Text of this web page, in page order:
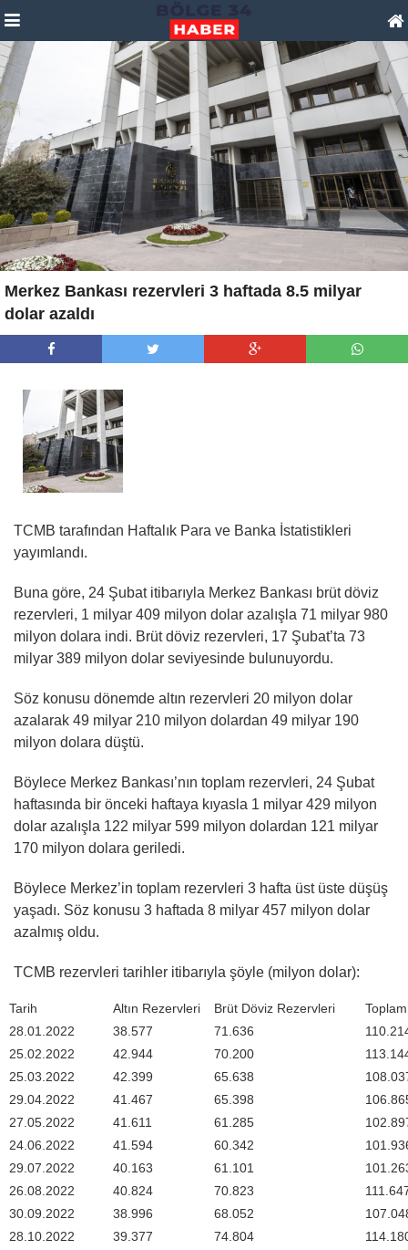
Merkez Bankası rezervleri 3 haftada 8.5 milyar
dolar azaldı
TCMB tarafından Haftalık Para ve Banka İstatistikleri
yayımlandı.
Buna göre, 24 Şubat itibarıyla Merkez Bankası brüt döviz
rezervleri, 1 milyar 409 milyon dolar azalışla 71 milyar 980
milyon dolara indi. Brüt döviz rezervleri, 17 Şubat’ta 73
milyar 389 milyon dolar seviyesinde bulunuyordu.
Söz konusu dönemde altın rezervleri 20 milyon dolar
azalarak 49 milyar 210 milyon dolardan 49 milyar 190
milyon dolara düştü.
Böylece Merkez Bankası’nın toplam rezervleri, 24 Şubat
haftasında bir önceki haftaya kıyasla 1 milyar 429 milyon
dolar azalışla 122 milyar 599 milyon dolardan 121 milyar
170 milyon dolara geriledi.
Böylece Merkez’in toplam rezervleri 3 hafta üst üste düşüş
yaşadı. Söz konusu 3 haftada 8 milyar 457 milyon dolar
azalmış oldu.
TCMB rezervleri tarihler itibarıyla şöyle (milyon dolar):
Tarih Altın Rezervleri Brüt Döviz Rezervleri
28.01.2022
38.577 71.636
25.02.2022
42.944 70.200
25.03.2022
42.399 65.638
29.04.2022
41.467 65.398
27.05.2022
41.611 61.285
24.06.2022
41.594 60.342
29.07.2022
40.163 61.101
26.08.2022
40.824 70.823
30.09.2022
38.996 68.052
28.10.2022
39.377 74.804